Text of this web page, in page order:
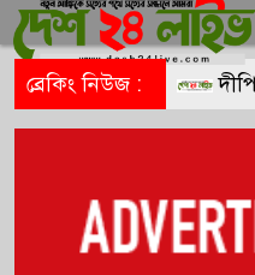
ব্রেকিং নিউজ :